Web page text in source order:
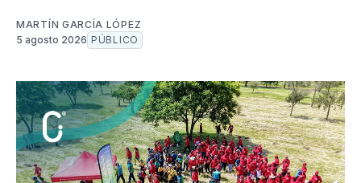
MARTÍN GARCÍA LÓPEZ
5 agosto 2026 PÚBLICO